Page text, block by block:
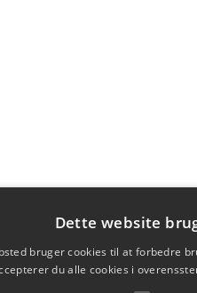
Dette website
bruger cookies til at forbedre
du alle cookies i